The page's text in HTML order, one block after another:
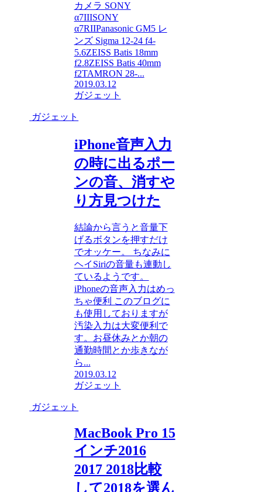
カメラ SONY
α7IIISONY
α7RIIPanasonic GM5 レ
ンズ Sigma 12-24 f4-
5.6ZEISS Batis 18mm
f2.8ZEISS Batis 40mm
f2TAMRON 28-...
2019.03.12
ガジェット
ガジェット
iPhone音声入力
の時に出るポー
ンの音、消すや
り方見つけた
結論から言うと音量下
げるボタンを押すだけ
でオッケー。 ちなみに
ヘイSiriの音量も連動し
ているようです。
iPhoneの音声入力はめっ
ちゃ便利 このブログに
も使用しておりますが
汚染入力は大変便利で
す。お昼休みとか朝の
通勤時間とか歩きなが
ら...
2019.03.12
ガジェット
ガジェット
MacBook Pro 15
インチ2016
2017 2018比較
して2018を選ん